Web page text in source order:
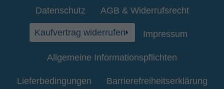
Datenschutz AGB & Widerrufsrecht
Kaufvertrag widerrufen Impressum
Allgemeine Informationspflichten
Lieferbedingungen Barrierefreiheitserklärung